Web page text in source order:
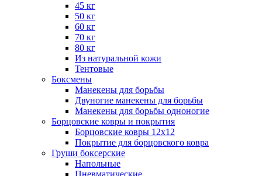
45 кг
50 кг
60 кг
70 кг
80 кг
Из натуральной кожи
Тентовые
Боксмены
Манекены для борьбы
Двуногие манекены для борьбы
Манекены для борьбы одноногие
Борцовские ковры и покрытия
Борцовские ковры 12х12
Покрытие для борцовского ковра
Груши боксерские
Напольные
Пневматические